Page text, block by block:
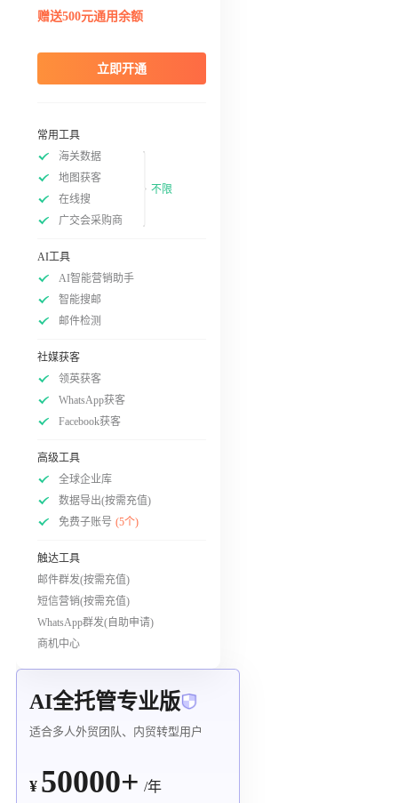
赠送500元通用余额
立即开通
常用工具
海关数据
地图获客
在线搜
广交会采购商
不限
AI工具
AI智能营销助手
智能搜邮
邮件检测
社媒获客
领英获客
WhatsApp获客
Facebook获客
高级工具
全球企业库
数据导出(按需充值)
免费子账号 (5个)
触达工具
邮件群发(按需充值)
短信营销(按需充值)
WhatsApp群发(自助申请)
商机中心
AI全托管专业版
适合多人外贸团队、内贸转型用户
¥ 50000+ /年